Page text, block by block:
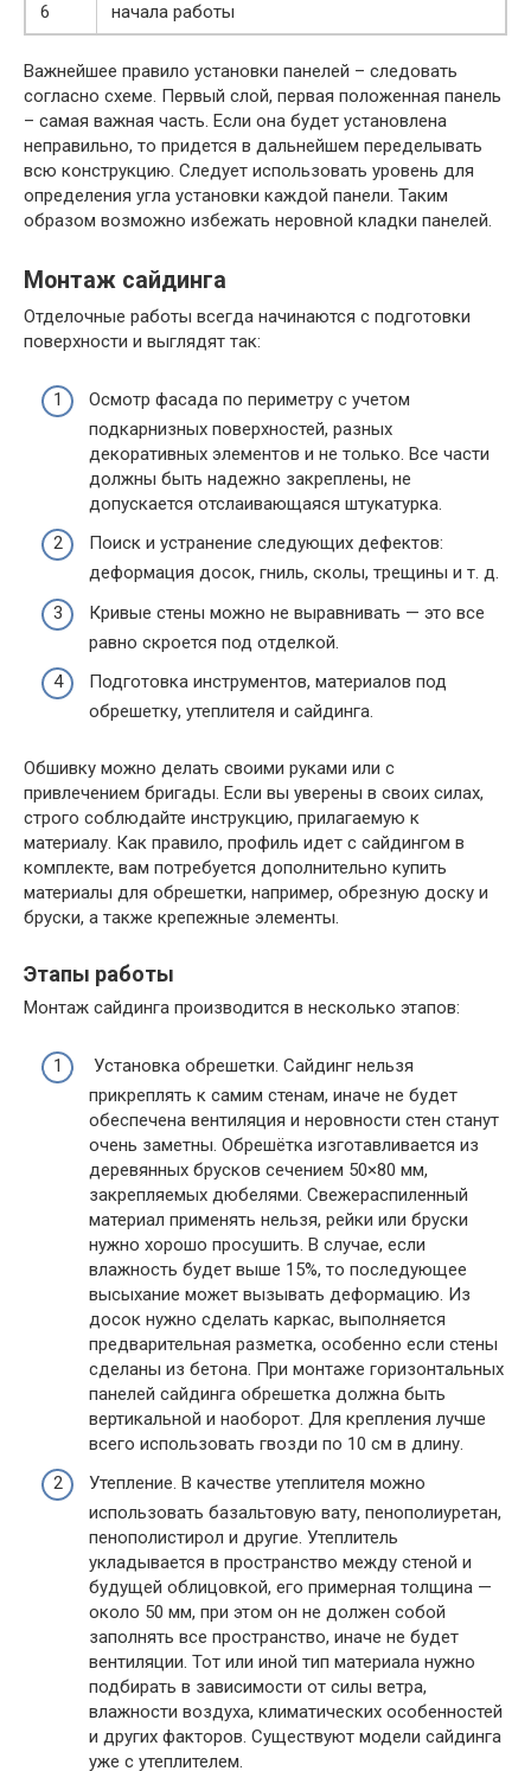
6
начала работы
Важнейшее правило установки панелей – следовать
согласно схеме. Первый слой, первая положенная панель
– самая важная часть. Если она будет установлена
неправильно, то придется в дальнейшем переделывать
всю конструкцию. Следует использовать уровень для
определения угла установки каждой панели. Таким
образом возможно избежать неровной кладки панелей.
Монтаж сайдинга
Отделочные работы всегда начинаются с подготовки
поверхности и выглядят так:
Осмотр фасада по периметру с учетом
подкарнизных поверхностей, разных
декоративных элементов и не только. Все части
должны быть надежно закреплены, не
допускается отслаивающаяся штукатурка.
Поиск и устранение следующих дефектов:
деформация досок, гниль, сколы, трещины и т. д.
Кривые стены можно не выравнивать — это все
равно скроется под отделкой.
Подготовка инструментов, материалов под
обрешетку, утеплителя и сайдинга.
Обшивку можно делать своими руками или с
привлечением бригады. Если вы уверены в своих силах,
строго соблюдайте инструкцию, прилагаемую к
материалу. Как правило, профиль идет с сайдингом в
комплекте, вам потребуется дополнительно купить
материалы для обрешетки, например, обрезную доску и
бруски, а также крепежные элементы.
Этапы работы
Монтаж сайдинга производится в несколько этапов:
Установка обрешетки. Сайдинг нельзя
прикреплять к самим стенам, иначе не будет
обеспечена вентиляция и неровности стен станут
очень заметны. Обрешётка изготавливается из
деревянных брусков сечением 50×80 мм,
закрепляемых дюбелями. Свежераспиленный
материал применять нельзя, рейки или бруски
нужно хорошо просушить. В случае, если
влажность будет выше 15%, то последующее
высыхание может вызывать деформацию. Из
досок нужно сделать каркас, выполняется
предварительная разметка, особенно если стены
сделаны из бетона. При монтаже горизонтальных
панелей сайдинга обрешетка должна быть
вертикальной и наоборот. Для крепления лучше
всего использовать гвозди по 10 см в длину.
Утепление. В качестве утеплителя можно
использовать базальтовую вату, пенополиуретан,
пенополистирол и другие. Утеплитель
укладывается в пространство между стеной и
будущей облицовкой, его примерная толщина —
около 50 мм, при этом он не должен собой
заполнять все пространство, иначе не будет
вентиляции. Тот или иной тип материала нужно
подбирать в зависимости от силы ветра,
влажности воздуха, климатических особенностей
и других факторов. Существуют модели сайдинга
уже с утеплителем.